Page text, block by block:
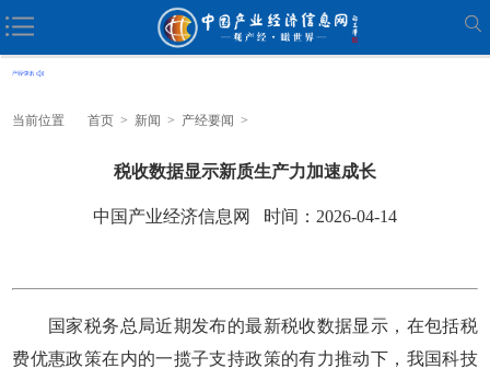
当前位置 首页 > 新闻 > 产经要闻 >
税收数据显示新质生产力加速成长
中国产业经济信息网 时间：2026-04-14
国家税务总局近期发布的最新税收数据显示，在包括税
费优惠政策在内的一揽子支持政策的有力推动下，我国科技